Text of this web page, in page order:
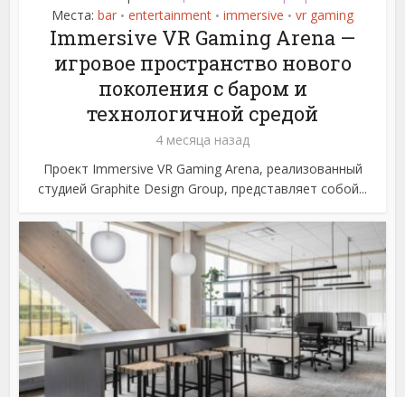
Места: bar • entertainment • immersive • vr gaming
Immersive VR Gaming Arena —
игровое пространство нового
поколения с баром и
технологичной средой
4 месяца назад
Проект Immersive VR Gaming Arena, реализованный
студией Graphite Design Group, представляет собой...